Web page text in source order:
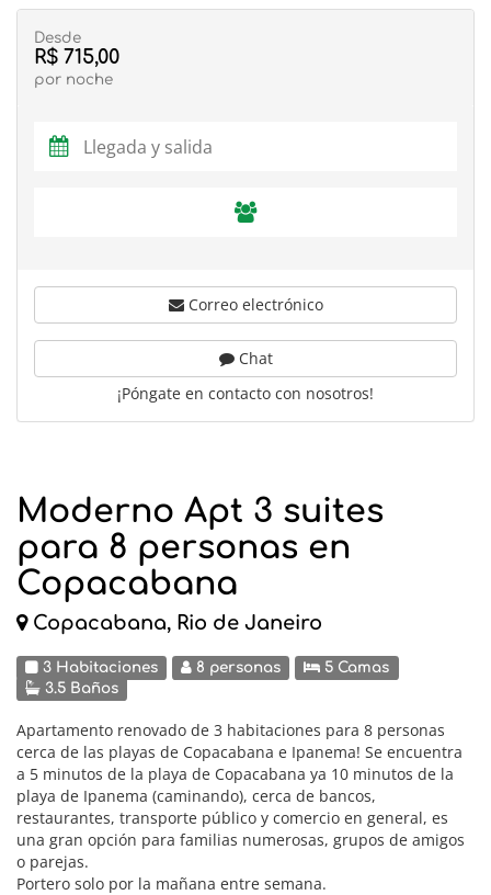
Moderno Apt 3 suites
para 8 personas en
Copacabana
Copacabana, Rio de Janeiro
3 Habitaciones 8 personas
5 Camas
3.5 Baños
Apartamento renovado de 3 habitaciones para 8 personas
cerca de las playas de Copacabana e Ipanema! Se encuentra
a 5 minutos de la playa de Copacabana ya 10 minutos de la
playa de Ipanema (caminando), cerca de bancos,
restaurantes, transporte público y comercio en general, es
una gran opción para familias numerosas, grupos de amigos
o parejas.
Portero solo por la mañana entre semana.
Desde
R$ 715,00
por noche
Correo electrónico
Chat
¡Póngate en contacto con nosotros!